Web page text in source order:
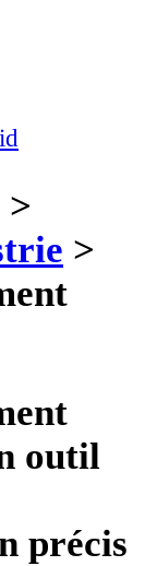
id
>
>
outil
précis